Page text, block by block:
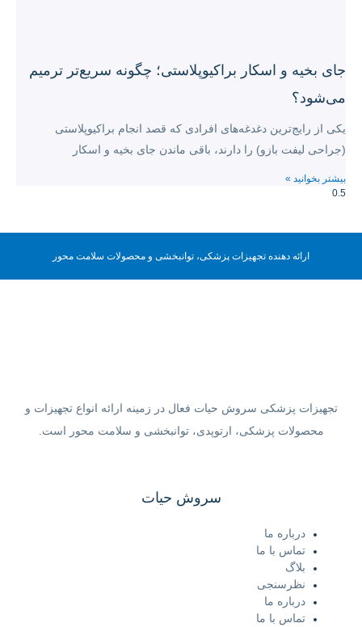
جای بخیه و اسکار براکیوپلاستی؛ چگونه سریع‌تر ترمیم
می‌شود؟
یکی از رایج‌ترین دغدغه‌های افرادی که قصد انجام براکیوپلاستی
(جراحی لیفت بازو) را دارند، باقی ماندن جای بخیه و اسکار
بیشتر بخوانید »
ارائه دهنده تجهیزات پزشکی، توانبخشی و محصولات سلامت محور
تجهیزات پزشکی سروش حیات فعال در زمینه ارائه انواع تجهیزات و
محصولات پزشکی، ارتوپدی، توانبخشی و سلامت محور است.
سروش حیات
درباره ما
تماس با ما
بلاگ
نظرسنجی
درباره ما
تماس با ما